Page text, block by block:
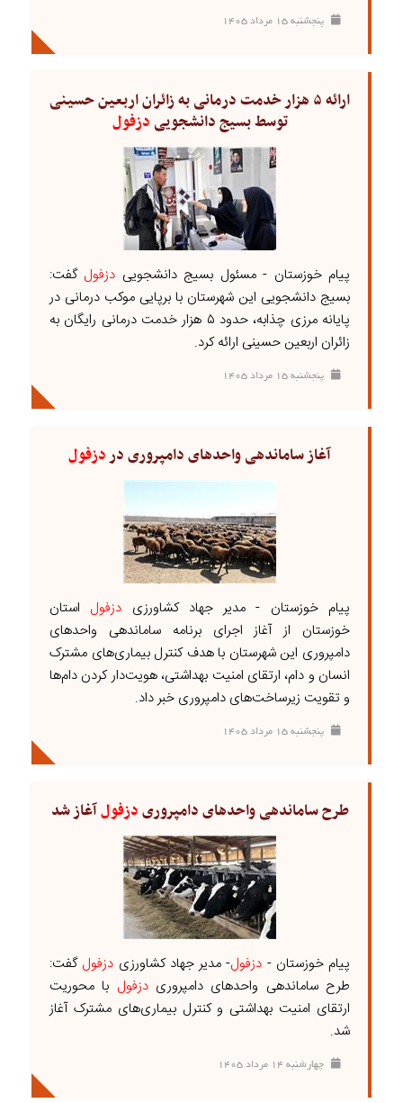
پنجشنبه ۱۵ مرداد ۱۴۰۵
ارائه ۵ هزار خدمت درمانی به زائران اربعین حسینی
توسط بسیج دانشجویی دزفول
پیام خوزستان - مسئول بسیج دانشجویی دزفول گفت:
بسیج دانشجویی این شهرستان با برپایی موکب درمانی در
پایانه مرزی چذابه، حدود ۵ هزار خدمت درمانی رایگان به
زائران اربعین حسینی ارائه کرد.
پنجشنبه ۱۵ مرداد ۱۴۰۵
آغاز ساماندهی واحد‌های دامپروری دردزفول
پیام خوزستان - مدیر جهاد کشاورزی دزفول استان
خوزستان از آغاز اجرای برنامه ساماندهی واحد‌های
دامپروری این شهرستان با هدف کنترل بیماری‌های مشترک
انسان و دام، ارتقای امنیت بهداشتی، هویت‌دار کردن دام‌ها
و تقویت زیرساخت‌های دامپروری خبر داد.
پنجشنبه ۱۵ مرداد ۱۴۰۵
طرح ساماندهی واحدهای دامپروریدزفولآغاز شد
پیام خوزستان - دزفول- مدیر جهاد کشاورزی دزفول گفت:
طرح ساماندهی واحدهای دامپروریدزفول با محوریت
ارتقای امنیت بهداشتی و کنترل بیماری‌های مشترک آغاز
شد.
چهارشنبه ۱۴ مرداد ۱۴۰۵